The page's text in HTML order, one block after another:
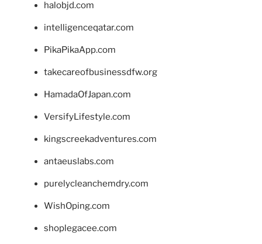
halobjd.com
intelligenceqatar.com
PikaPikaApp.com
takecareofbusinessdfw.org
HamadaOfJapan.com
VersifyLifestyle.com
kingscreekadventures.com
antaeuslabs.com
purelycleanchemdry.com
WishOping.com
shoplegacee.com